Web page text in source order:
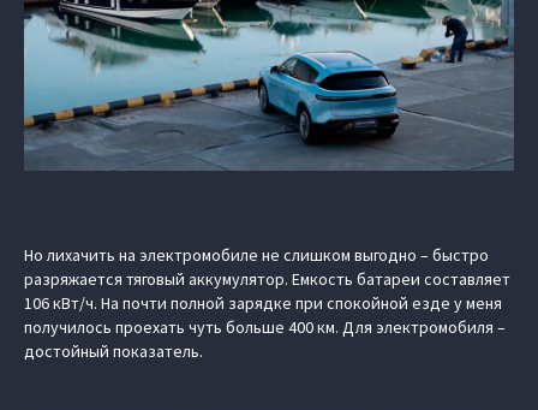
Но лихачить на электромобиле не слишком выгодно – быстро
разряжается тяговый аккумулятор. Емкость батареи составляет
106 кВт/ч. На почти полной зарядке при спокойной езде у меня
получилось проехать чуть больше 400 км. Для электромобиля –
достойный показатель.